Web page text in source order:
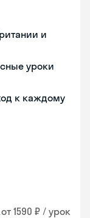
и
уроки
к каждому
от 1590 ₽ / урок